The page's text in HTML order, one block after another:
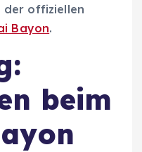
der offiziellen
Bayon.
beim